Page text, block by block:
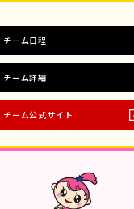
チーム日程
チーム詳細
チーム公式サイト